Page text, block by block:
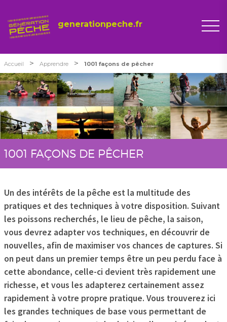
generationpeche.fr
Accueil > Apprendre > 1001 façons de pêcher
1001 FAÇONS DE PÊCHER
Un des intérêts de la pêche est la multitude des
pratiques et des techniques à votre disposition. Suivant
les poissons recherchés, le lieu de pêche, la saison,
vous devrez adapter vos techniques, en découvrir de
nouvelles, afin de maximiser vos chances de captures. Si
on peut dans un premier temps être un peu perdu face à
cette abondance, celle-ci devient très rapidement une
richesse, et vous les adapterez certainement assez
rapidement à votre propre pratique. Vous trouverez ici
les grandes techniques de base vous permettant de